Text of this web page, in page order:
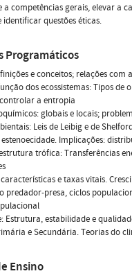
a competências gerais, elevar a
questões éticas.
Programáticos
e conceitos; relações com
dos ecossistemas: Tipos
a entropia
globais e locais;
Leis de Leibig e de
Implicações:
trófica: Transferências
e taxas vitais.
predador-presa, ciclos
Estrutura, estabilidade e
e Secundária. Teorias do
Ensino